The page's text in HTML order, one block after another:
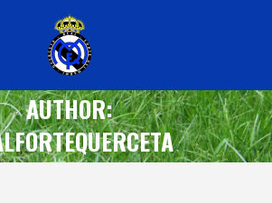
AUTHOR: